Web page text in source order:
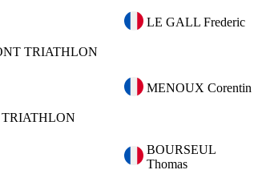
LE GALL Frederic
TRIATHLON
MENOUX Corentin
BOURSEUL
Thomas